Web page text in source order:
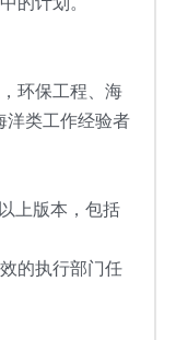
环保工程、海
洋类工作经验者
上版本，包括
的执行部门任